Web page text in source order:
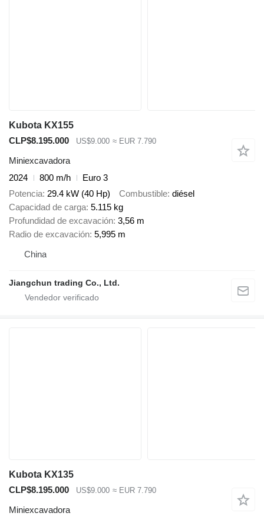
Kubota KX155
CLP$8.195.000
US$9.000 ≈ EUR 7.790
Miniexcavadora
2024
800 m/h
Euro 3
Potencia 29.4 kW (40 Hp) Combustible diésel
Capacidad de carga 5.115 kg
Profundidad de excavación 3,56 m
Radio de excavación 5,995 m
China
Jiangchun trading Co., Ltd.
Kubota KX135
CLP$8.195.000
US$9.000 ≈ EUR 7.790
Miniexcavadora